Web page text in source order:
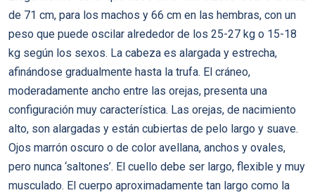
de 71 cm, para los machos y 66 cm en las hembras, con un
peso que puede oscilar alrededor de los 25-27 kg o 15-18
kg según los sexos. La cabeza es alargada y estrecha,
afinándose gradualmente hasta la trufa. El cráneo,
moderadamente ancho entre las orejas, presenta una
configuración muy característica. Las orejas, de nacimiento
alto, son alargadas y están cubiertas de pelo largo y suave.
Ojos marrón oscuro o de color avellana, anchos y ovales,
pero nunca ‘saltones’. El cuello debe ser largo, flexible y muy
musculado. El cuerpo aproximadamente tan largo como la